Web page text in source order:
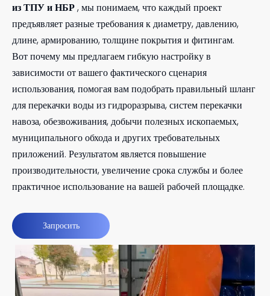
из ТПУ и НБР, мы понимаем, что каждый проект
предъявляет разные требования к диаметру, давлению,
длине, армированию, толщине покрытия и фитингам.
Вот почему мы предлагаем гибкую настройку в
зависимости от вашего фактического сценария
использования, помогая вам подобрать правильный шланг
для перекачки воды из гидроразрыва, систем перекачки
навоза, обезвоживания, добычи полезных ископаемых,
муниципального обхода и других требовательных
приложений. Результатом является повышение
производительности, увеличение срока службы и более
практичное использование на вашей рабочей площадке.
Запросить